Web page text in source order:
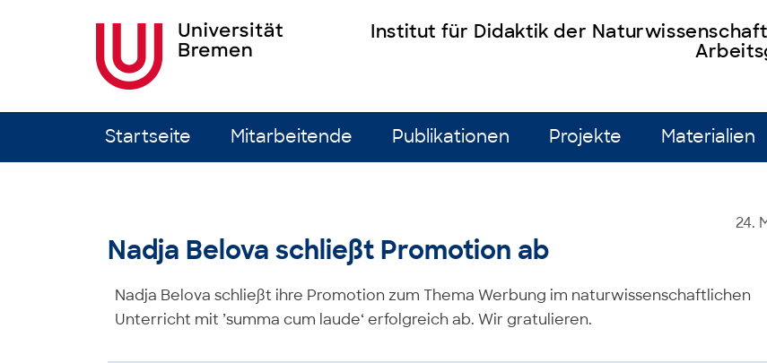
Institut für Didaktik der
Startseite Mitarbeitende Publikationen Projekte Materialien
24.
Nadja Belova schließt Promotion ab
Nadja Belova schließt ihre Promotion zum Thema Werbung im naturwissenschaftlichen
Unterricht mit ’summa cum laude‘ erfolgreich ab. Wir gratulieren.